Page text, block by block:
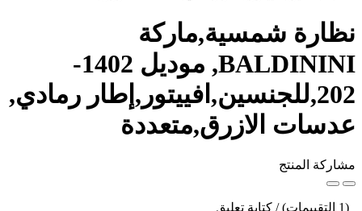
نظارة شمسية,ماركة
BALDININI, موديل 1402-
202,للجنسين,افييتور,إطار رمادي,
عدسات الازرق,متعددة
مشاركة المنتج
(1 التقييمات) / كتابة تعليق